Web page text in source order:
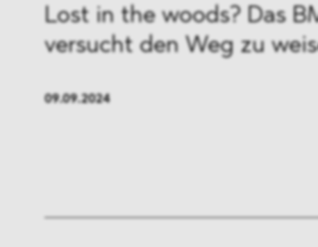
Lost in the woods? Das
versucht den Weg zu
09.09.2024